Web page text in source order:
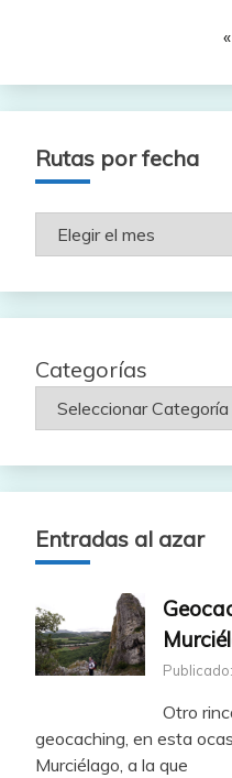
Rutas por fecha
Rutas
Categorías
Entradas al azar
Otro
geocaching, en esta
Murciélago, a la que